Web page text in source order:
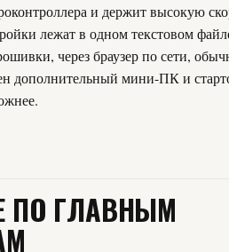
и держит высокую
лежат в одном текстовом
через браузер по сети,
дополнительный мини-ПК и
ПО ГЛАВНЫМ